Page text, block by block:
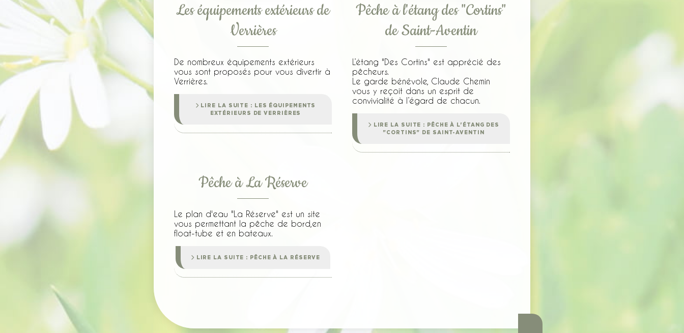
Les équipements extérieurs de
Verrières
De nombreux équipements extérieurs
vous sont proposés pour vous divertir à
Verrières.
LIRE LA SUITE : LES ÉQUIPEMENTS
EXTÉRIEURS DE VERRIÈRES
Pêche à l'étang des "Cortins"
de Saint-Aventin
L’étang "Des Cortins" est apprécié des
pêcheurs.
Le garde bénévole, Claude Chemin
vous y reçoit dans un esprit de
convivialité à l’égard de chacun.
LIRE LA SUITE : PÊCHE À L'ÉTANG DES
"CORTINS" DE SAINT-AVENTIN
Pêche à La Réserve
Le plan d'eau "La Réserve" est un site
vous permettant la pêche de bord,en
float-tube et en bateaux.
LIRE LA SUITE : PÊCHE À LA RÉSERVE